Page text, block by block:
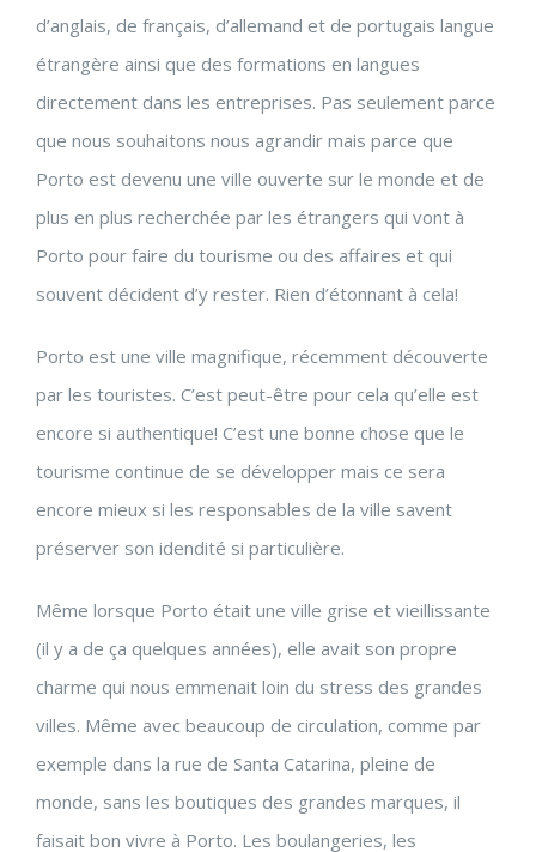
d’anglais, de français, d’allemand et de portugais langue
étrangère ainsi que des formations en langues
directement dans les entreprises. Pas seulement parce
que nous souhaitons nous agrandir mais parce que
Porto est devenu une ville ouverte sur le monde et de
plus en plus recherchée par les étrangers qui vont à
Porto pour faire du tourisme ou des affaires et qui
souvent décident d’y rester. Rien d’étonnant à cela!
Porto est une ville magnifique, récemment découverte
par les touristes. C’est peut-être pour cela qu’elle est
encore si authentique! C’est une bonne chose que le
tourisme continue de se développer mais ce sera
encore mieux si les responsables de la ville savent
préserver son idendité si particulière.
Même lorsque Porto était une ville grise et vieillissante
(il y a de ça quelques années), elle avait son propre
charme qui nous emmenait loin du stress des grandes
villes. Même avec beaucoup de circulation, comme par
exemple dans la rue de Santa Catarina, pleine de
monde, sans les boutiques des grandes marques, il
faisait bon vivre à Porto. Les boulangeries, les